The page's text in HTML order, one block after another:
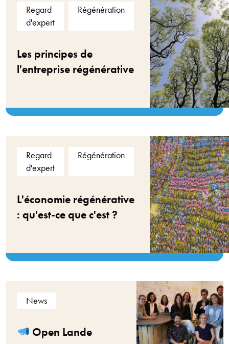
Regard
d'expert
Régénération
Les principes de
l'entreprise régénérative
Regard
d'expert
Régénération
L'économie régénérative
: qu'est-ce que c'est ?
News
Open Lande